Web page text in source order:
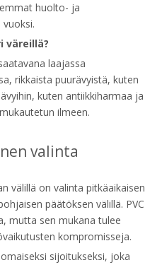
huolto- ja
väreillä?
laajassa
rikkaista puurävyistä, kuten
kuten antiikkiharmaa ja
ilmeen.
valinta
välillä on valinta pitkäaikaisen
päätöksen välillä. PVC
mutta sen mukana tulee
kompromisseja.
sijoitukseksi, joka